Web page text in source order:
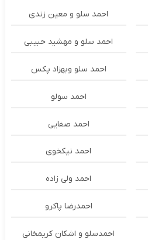
احمد سلو و معین زندی
احمد سلو و مهشید حبیبی
احمد سلو وبهزاد پکس
احمد سولو
احمد صفایی
احمد نیکخوی
احمد ولی زاده
احمدرضا پاکرو
احمدسلو و اشکان کریمخانی